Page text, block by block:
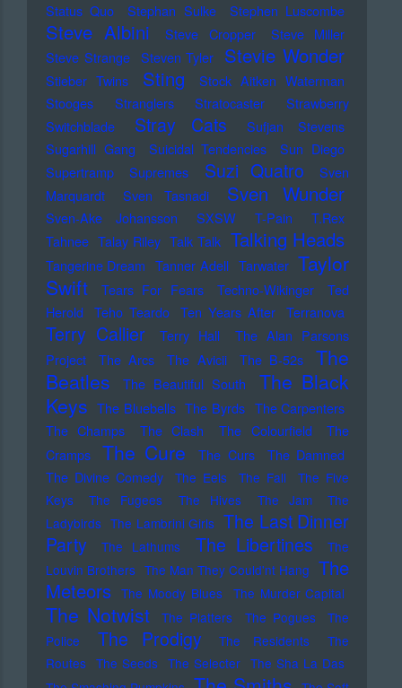
Status Quo
Stephan Sulke Stephen Luscombe
Steve Albini Steve Cropper
Steve Miller
Steve Strange Steven Tyler Stevie Wonder
Stieber Twins Sting
Stock Aitken Waterman
Stooges
Stranglers Stratocaster
Strawberry
Switchblade
Stray Cats
Sufjan Stevens
Sugarhill Gang
Suicidal Tendencies
Sun Diego
Supertramp
Supremes Suzi Quatro
Sven
Marquardt
Sven Tasnadi Sven Wunder
Sven-Ake Johansson SXSW T-Pain
T.Rex
Tahnee Talay Riley Talk Talk Talking Heads
Tangerine Dream Tanner Adell Tarwater Taylor
Swift
Tears For Fears Techno-Wikinger
Ted
Herold
Teho Teardo Ten Years After Terranova
Terry Callier Terry Hall
The Alan Parsons
Project
The Arcs The Avicii The B-52s
The
Beatles
The Beautiful South
The Black
Keys The Bluebells The Byrds The Carpenters
The Champs
The Clash The Colourfield
The
Cramps
The Cure The Curs
The Damned
The Divine Comedy
The Eels The Fall
The Five
Keys
The Fugees The Hives The Jam
The
Ladybirds The Lambrini Girls The Last Dinner
Party
The Lathums The Libertines
The
Louvin Brothers The Man They Could'nt Hang The
Meteors The Moody Blues The Murder Capital
The Notwist The Platters The Pogues
The
Police
The Prodigy The Residents
The
Routes The Seeds The Selecter The Sha La Das